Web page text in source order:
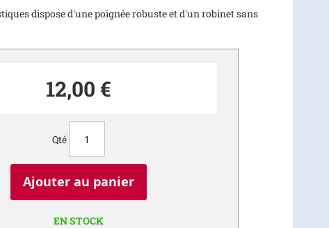
dispose d'une poignée robuste et d'un robinet sans
12,00 €
Qté
Ajouter au panier
EN STOCK